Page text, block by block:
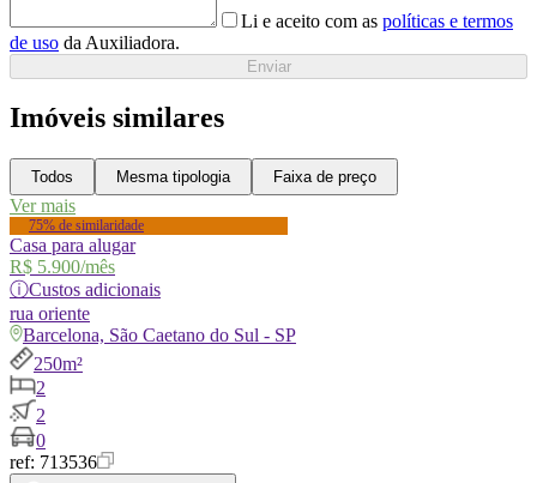
Li e aceito com as políticas e termos
de uso da Auxiliadora.
Enviar
Imóveis similares
Todos Mesma tipologia Faixa de preço
Ver mais
75% de similaridade
Casa para alugar
R$ 5.900/mês
ⓘCustos adicionais
rua oriente
Barcelona, São Caetano do Sul - SP
250m²
2
2
0
ref: 713536